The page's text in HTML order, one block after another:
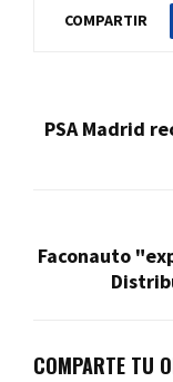
COMPARTIR
PSA Madrid
Faconauto
COMPARTE TU